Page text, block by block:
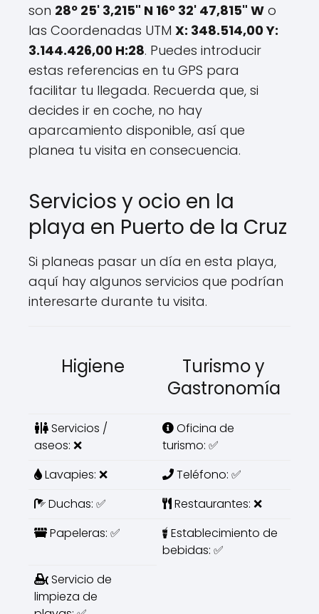
son 28º 25' 3,215" N 16º 32' 47,815" W o
las Coordenadas UTM X: 348.514,00 Y:
3.144.426,00 H:28. Puedes introducir
estas referencias en tu GPS para
facilitar tu llegada. Recuerda que, si
decides ir en coche, no hay
aparcamiento disponible, así que
planea tu visita en consecuencia.
Servicios y ocio en la
playa en Puerto de la Cruz
Si planeas pasar un día en esta playa,
aquí hay algunos servicios que podrían
interesarte durante tu visita.
Higiene
Turismo y
Gastronomía
Servicios /
aseos: ❌
Oficina de
turismo: ✅
Lavapies: ❌
Teléfono: ✅
Duchas: ✅
Restaurantes: ❌
Papeleras: ✅
Establecimiento de
bebidas: ✅
Servicio de
limpieza de